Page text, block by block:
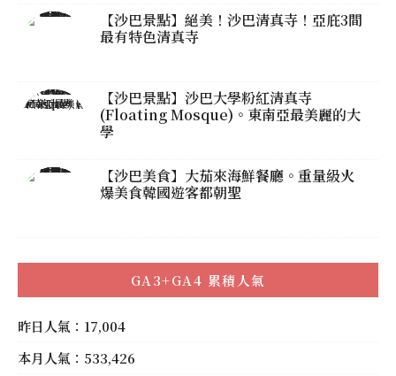
【沙巴景點】絕美！沙巴清真寺！亞庇3間
最有特色清真寺
【沙巴景點】沙巴大學粉紅清真寺
(Floating Mosque)。東南亞最美麗的大
學
【沙巴美食】大茄來海鮮餐廳。重量級火
爆美食韓國遊客都朝聖
GA3+GA4 累積人氣
昨日人氣：17,004
本月人氣：533,426